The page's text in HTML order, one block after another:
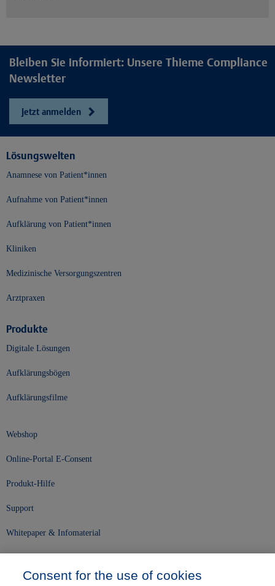
Bleiben Sie informiert: Unsere Thieme Compliance
Newsletter
Jetzt anmelden
Lösungswelten
Anamnese von Patient*innen
Aufnahme von Patient*innen
Aufklärung von Patient*innen
Kliniken
Medizinische Versorgungszentren
Arztpraxen
Produkte
Digitale Lösungen
Aufklärungsbögen
Aufklärungsfilme
Webshop
Online-Portal E-Consent
Produkt-Hilfe
Support
Whitepaper & Infomaterial
Consent for the use of cookies